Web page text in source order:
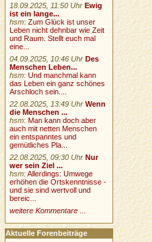
18.09.2025, 11:50 Uhr Ewig
ist ein lange...
hsm:Zum Glück ist unser
Leben nicht dehnbar wie Zeit
und Raum. Stellt euch mal
eine...
04.09.2025, 10:46 Uhr Des
Menschen Leben...
hsm:Und manchmal kann
das Leben ein ganz schönes
Arschloch sein....
22.08.2025, 13:49 Uhr Wenn
die Menschen ...
hsm:Man kann doch aber
auch mit netten Menschen
ein entspanntes und
gemütliches Pla...
22.08.2025, 09:30 Uhr Nur
wer sein Ziel ...
hsm:Allerdings: Umwege
erhöhen die Ortskenntnisse -
und sie sind wertvoll und
bereic...
weitere Kommentare ...
Aktuelle Forenbeiträge